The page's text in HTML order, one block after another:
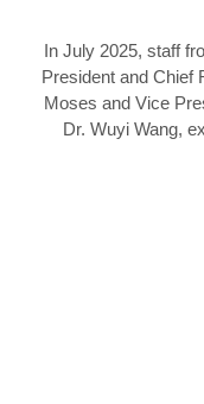
In July 2025, staff
President and Chief
Moses and Vice
Dr. Wuyi Wang,